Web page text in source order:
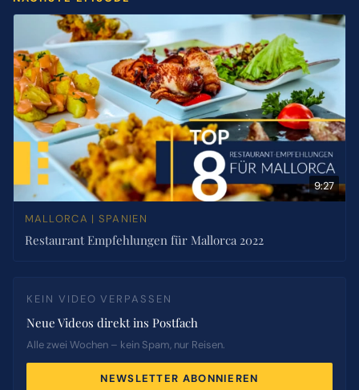
9:27
MALLORCA | SPANIEN
Restaurant Empfehlungen für Mallorca 2022
KEIN VIDEO VERPASSEN
Neue Videos direkt ins Postfach
Alle zwei Wochen – kein Spam, nur Reisen.
NEWSLETTER ABONNIEREN